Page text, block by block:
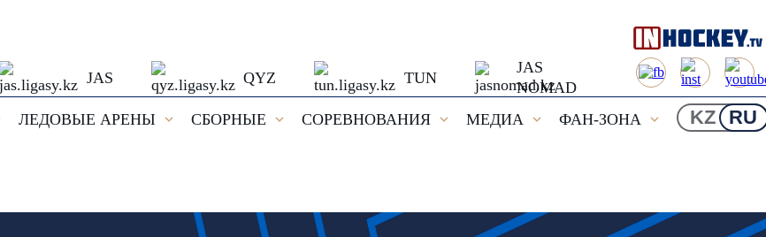
JAS QYZ TUN
JAS
NOMAD
ЛЕДОВЫЕ АРЕНЫ СБОРНЫЕ СОРЕВНОВАНИЯ МЕДИА ФАН-ЗОНА KZ RU